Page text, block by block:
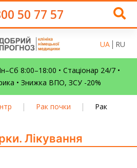
50 77 57
UA RU
8:00–18:00 • Стаціонар 24/7 •
• Знижка ВПО, ЗСУ -20%
| Рак почки |
Рак
Лікування